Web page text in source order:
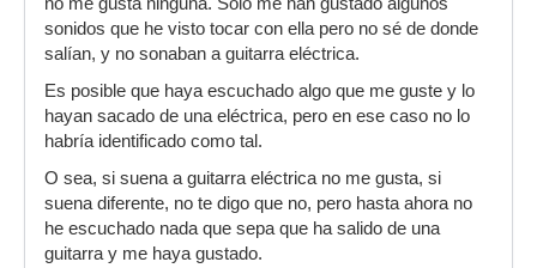
sonidos que he visto tocar con ella pero no sé de donde
salían, y no sonaban a guitarra eléctrica.
Es posible que haya escuchado algo que me guste y lo
hayan sacado de una eléctrica, pero en ese caso no lo
habría identificado como tal.
O sea, si suena a guitarra eléctrica no me gusta, si
suena diferente, no te digo que no, pero hasta ahora no
he escuchado nada que sepa que ha salido de una
guitarra y me haya gustado.